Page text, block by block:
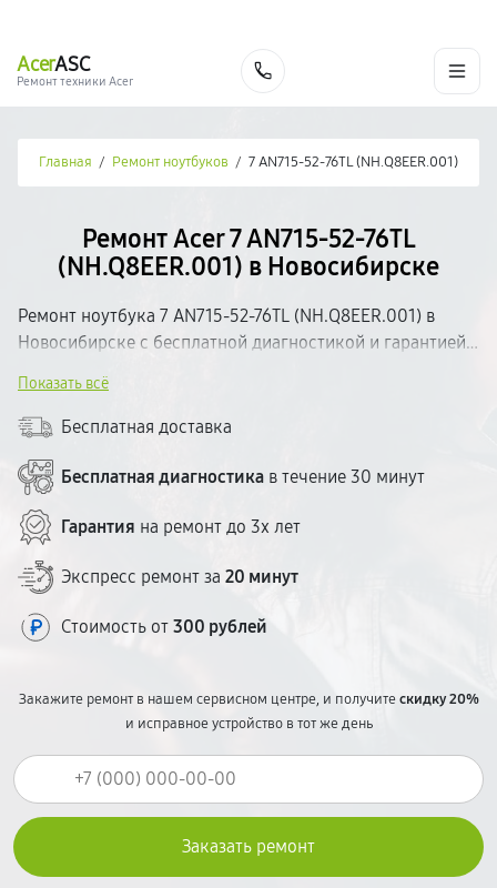
AcerASC
Ремонт техники Acer
Главная / Ремонт ноутбуков / 7 AN715-52-76TL (NH.Q8EER.001)
Ремонт Acer 7 AN715-52-76TL
(NH.Q8EER.001) в Новосибирске
Ремонт ноутбука 7 AN715-52-76TL (NH.Q8EER.001) в
Новосибирске с бесплатной диагностикой и гарантией
согласуем стоимость и приступим к ремонту.
Используем качественные комплектующие и
устраняем в день обращения. Прозрачное
ценообразование — без сюрпризов в чеке.
Показать всё
Бесплатная доставка
Бесплатная диагностика в течение 30 минут
Гарантия на ремонт до 3х лет
Экспресс ремонт за 20 минут
Стоимость от 300 рублей
Закажите ремонт в нашем сервисном центре, и получитескидку 20%
и исправное устройство в тот же день